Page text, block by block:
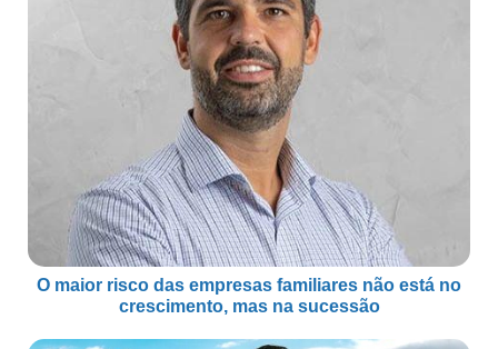
O maior risco das empresas familiares não está no
crescimento, mas na sucessão